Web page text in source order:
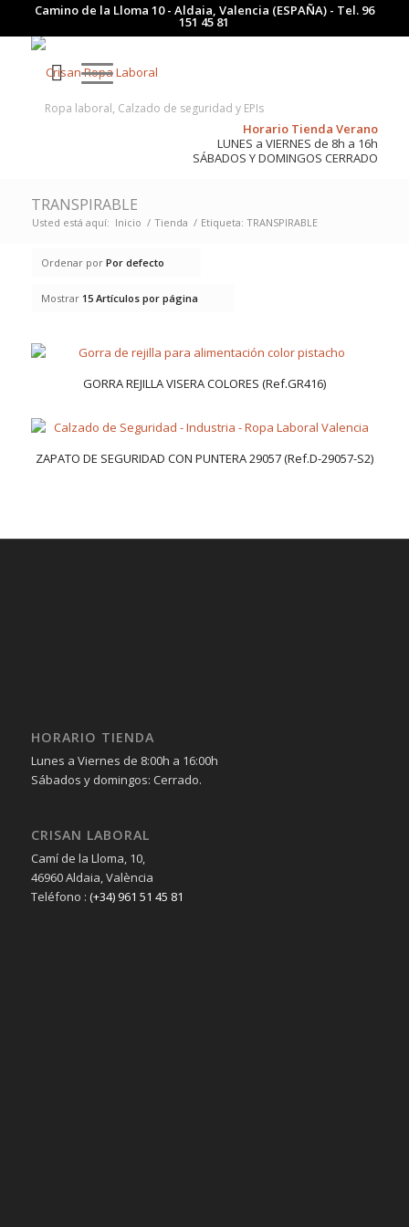
Camino de la Lloma 10 - Aldaia, Valencia (ESPAÑA) - Tel. 96
151 45 81
Ropa laboral, Calzado de seguridad y EPIs
Horario Tienda Verano
LUNES a VIERNES de 8h a 16h
SÁBADOS Y DOMINGOS CERRADO
TRANSPIRABLE
Usted está aquí: Inicio / Tienda / Etiqueta: TRANSPIRABLE
Ordenar por Por defecto
Mostrar 15 Artículos por página
GORRA REJILLA VISERA COLORES (Ref.GR416)
ZAPATO DE SEGURIDAD CON PUNTERA 29057 (Ref.D-29057-S2)
HORARIO TIENDA
Lunes a Viernes de 8:00h a 16:00h
Sábados y domingos: Cerrado.
CRISAN LABORAL
Camí de la Lloma, 10,
46960 Aldaia, València
Teléfono : (+34) 961 51 45 81